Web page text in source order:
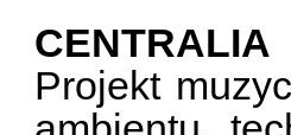
CENTRALIA
Projekt